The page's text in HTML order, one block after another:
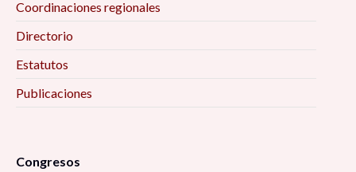
Coordinaciones regionales
Directorio
Estatutos
Publicaciones
Congresos